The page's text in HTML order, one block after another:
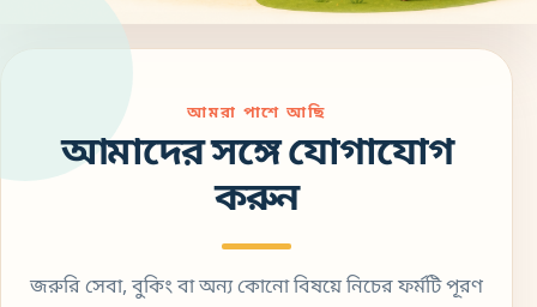
আমরা পাশে আছি
আমাদের সঙ্গে যোগাযোগ
করুন
জরুরি সেবা, বুকিং বা অন্য কোনো বিষয়ে নিচের ফর্মটি পূরণ